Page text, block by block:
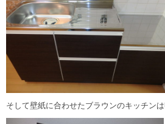
そして壁紙に合わせたブラウンのキッチンは